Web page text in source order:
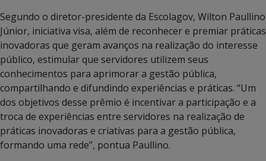
Segundo o diretor-presidente da Escolagov, Wilton Paullino
Júnior, iniciativa visa, além de reconhecer e premiar práticas
inovadoras que geram avanços na realização do interesse
público, estimular que servidores utilizem seus
conhecimentos para aprimorar a gestão pública,
compartilhando e difundindo experiências e práticas. “Um
dos objetivos desse prêmio é incentivar a participação e a
troca de experiências entre servidores na realização de
práticas inovadoras e criativas para a gestão pública,
formando uma rede”, pontua Paullino.